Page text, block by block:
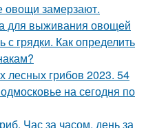
овощи замерзают.
для выживания овощей
с грядки. Как определить
грибов 2023. 54
на сегодня по
Час за часом, день за